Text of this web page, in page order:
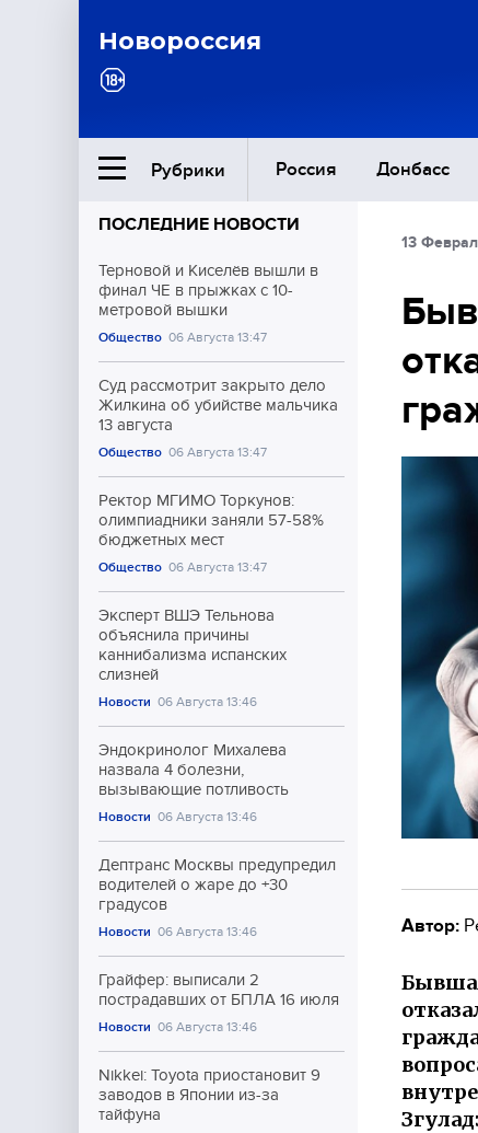
Новороссия
Рубрики Россия Донбасс
Ближний Восток
Общество
Культура
ПОСЛЕДНИЕ НОВОСТИ
Терновой и Киселёв вышли в
финал ЧЕ в прыжках с 10-
метровой вышки
Общество 06 Августа 13:47
Суд рассмотрит закрыто дело
Жилкина об убийстве мальчика
13 августа
Общество 06 Августа 13:47
Ректор МГИМО Торкунов:
олимпиадники заняли 57-58%
бюджетных мест
Общество 06 Августа 13:47
Эксперт ВШЭ Тельнова
объяснила причины
каннибализма испанских
слизней
Новости 06 Августа 13:46
Эндокринолог Михалева
назвала 4 болезни,
вызывающие потливость
Новости 06 Августа 13:46
Дептранс Москвы предупредил
водителей о жаре до +30
градусов
Новости 06 Августа 13:46
Грайфер: выписали 2
пострадавших от БПЛА 16 июля
Новости 06 Августа 13:46
Nikkei: Toyota приостановит 9
заводов в Японии из-за
тайфуна
13
Автор: